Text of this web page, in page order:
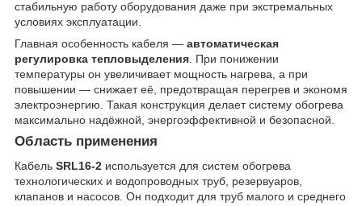
стабильную работу оборудования даже при экстремальных
условиях эксплуатации.
Главная особенность кабеля — автоматическая
регулировка тепловыделения. При понижении
температуры он увеличивает мощность нагрева, а при
повышении — снижает её, предотвращая перегрев и экономя
электроэнергию. Такая конструкция делает систему обогрева
максимально надёжной, энергоэффективной и безопасной.
Область применения
Кабель SRL16-2 используется для систем обогрева
технологических и водопроводных труб, резервуаров,
клапанов и насосов. Он подходит для труб малого и среднего